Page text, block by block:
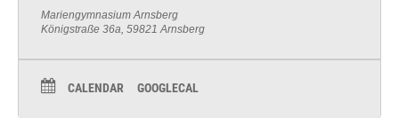
Mariengymnasium Arnsberg
Königstraße 36a, 59821 Arnsberg
CALENDAR GOOGLECAL